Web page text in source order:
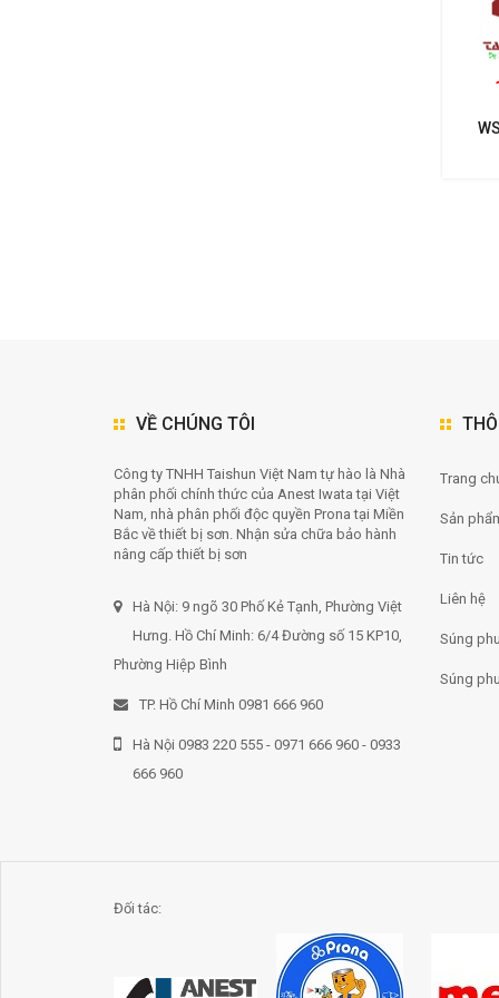
VỀ CHÚNG TÔI
Công ty TNHH Taishun Việt Nam tự hào là Nhà
phân phối chính thức của Anest Iwata tại Việt
Nam, nhà phân phối độc quyền Prona tại Miền
Bắc về thiết bị sơn. Nhận sửa chữa bảo hành
nâng cấp thiết bị sơn
Hà Nội: 9 ngõ 30 Phố Kẻ Tạnh, Phường Việt
Hưng. Hồ Chí Minh: 6/4 Đường số 15 KP10,
Phường Hiệp Bình
TP. Hồ Chí Minh 0981 666 960
Hà Nội 0983 220 555 - 0971 666 960 - 0933
666 960
Trang
Sản
Tin tức
Liên hệ
Súng
Súng
Đối tác: